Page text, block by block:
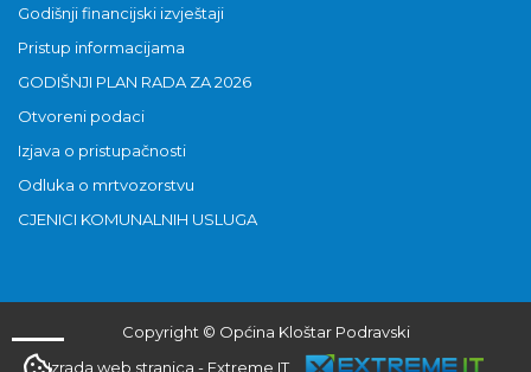
Godišnji financijski izvještaji
Pristup informacijama
GODIŠNJI PLAN RADA ZA 2026
Otvoreni podaci
Izjava o pristupačnosti
Odluka o mrtvozorstvu
CJENICI KOMUNALNIH USLUGA
Copyright © Općina Kloštar Podravski
Izrada web stranica - Extreme IT